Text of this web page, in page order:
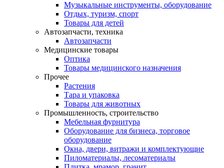
Музыкальные инструменты, оборудование
Отдых, туризм, спорт
Товары для детей
Автозапчасти, техника
Автозапчасти
Медицинские товары
Оптика
Товары медицинского назначения
Прочее
Растения
Тара и упаковка
Товары для животных
Промышленность, строительство
Мебельная фурнитура
Оборудование для бизнеса, торговое
оборудование
Окна, двери, витражи и комплектующие
Пиломатериалы, лесоматериалы